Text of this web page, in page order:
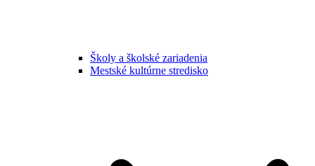
Školy a školské zariadenia
Mestské kultúrne stredisko